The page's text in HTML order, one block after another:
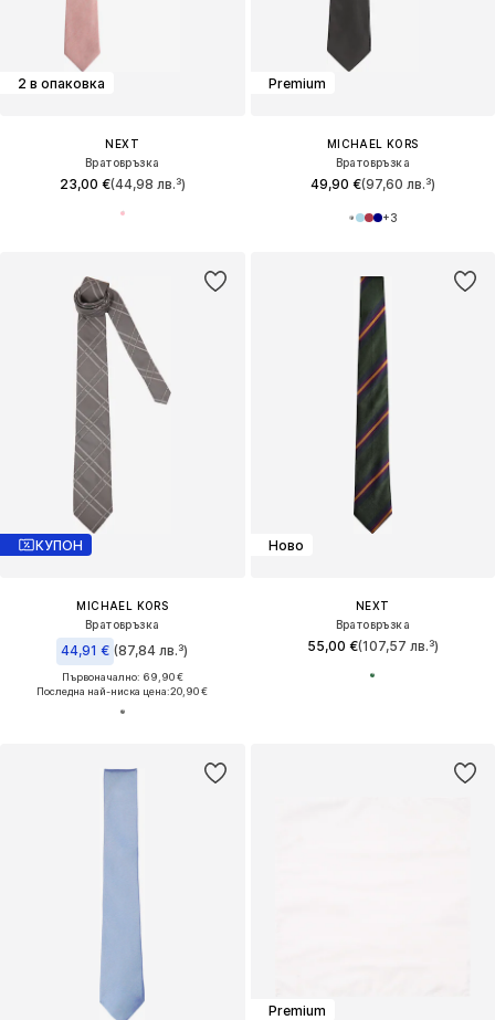
2 в опаковка
NEXT
Вратовръзка
23,00 €(44,98 лв.³)
Premium
MICHAEL KORS
Вратовръзка
49,90 €(97,60 лв.³)
+3
КУПОН
MICHAEL KORS
Вратовръзка
44,91 € (87,84 лв.³)
Първоначално: 69,90 €
Последна най-ниска цена:20,90 €
Ново
NEXT
Вратовръзка
55,00 €(107,57 лв.³)
Premium